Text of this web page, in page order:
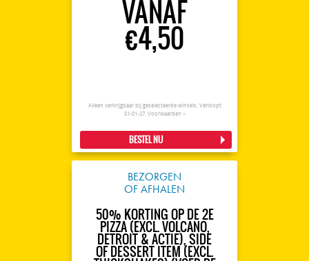
VANAF
€4,50
Alleen verkrijgbaar bij geselecteerde winkels. Verloopt
01-01-27. Voorwaarden >
BESTEL NU
BEZORGEN
OF AFHALEN
50% KORTING OP DE 2E
PIZZA (EXCL. VOLCANO,
DETROIT & ACTIE), SIDE
OF DESSERT ITEM (EXCL.